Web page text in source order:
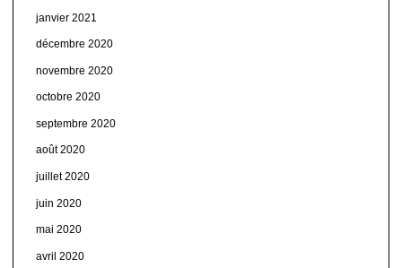
janvier 2021
décembre 2020
novembre 2020
octobre 2020
septembre 2020
août 2020
juillet 2020
juin 2020
mai 2020
avril 2020